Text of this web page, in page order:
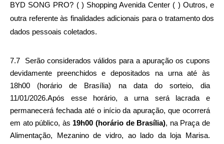
BYD SONG PRO? ( ) Shopping Avenida Center ( ) Outros, e
outra referente às finalidades adicionais para o tratamento dos
dados pessoais coletados.
7.7  Serão considerados válidos para a apuração os cupons
devidamente preenchidos e depositados na urna até às
18h00 (horário de Brasília) na data do sorteio, dia
11/01/2026.Após esse horário, a urna será lacrada e
permanecerá fechada até o início da apuração, que ocorrerá
em ato público, às 19h00 (horário de Brasília), na Praça de
Alimentação, Mezanino de vidro, ao lado da loja Marisa.